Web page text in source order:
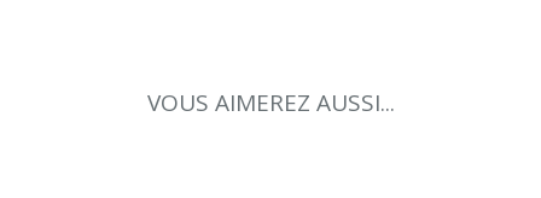
VOUS AIMEREZ AUSSI...